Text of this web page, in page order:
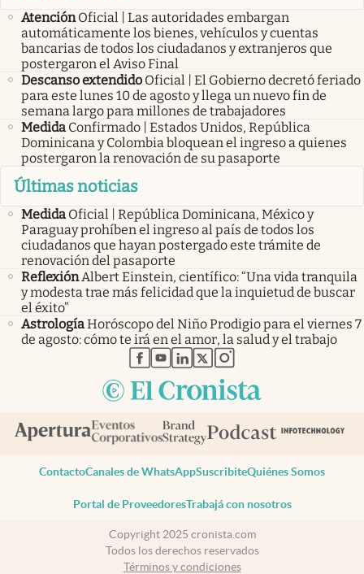
Atención Oficial | Las autoridades embargan
automáticamente los bienes, vehículos y cuentas
bancarias de todos los ciudadanos y extranjeros que
postergaron el Aviso Final
Descanso extendido Oficial | El Gobierno decretó feriado
para este lunes 10 de agosto y llega un nuevo fin de
semana largo para millones de trabajadores
Medida Confirmado | Estados Unidos, República
Dominicana y Colombia bloquean el ingreso a quienes
postergaron la renovación de su pasaporte
Últimas noticias
Medida Oficial | República Dominicana, México y
Paraguay prohíben el ingreso al país de todos los
ciudadanos que hayan postergado este trámite de
renovación del pasaporte
ReflexiónAlbert Einstein, científico: “Una vida tranquila
y modesta trae más felicidad que la inquietud de buscar
el éxito”
AstrologíaHoróscopo del Niño Prodigio para el viernes 7
de agosto: cómo te irá en el amor, la salud y el trabajo
abre en nueva pestaña
abre en nueva pestaña
abre en nueva pestaña
abre en nueva pestaña
abre en nueva pestaña
ContactoCanales de WhatsAppSuscribiteQuiénes Somos
Portal de ProveedoresTrabajá con nosotros
Copyright 2025 cronista.com
Todos los derechos reservados
Términos y condiciones